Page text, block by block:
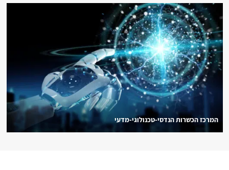
המרכז הכשרות הנדסי-טכנולוגי-מדעי